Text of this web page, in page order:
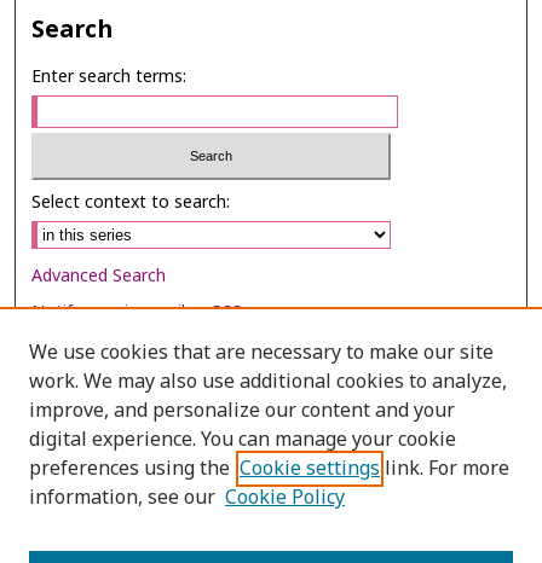
Search
Enter search terms:
Select context to search:
Advanced Search
Notify me via email orRSS
Browse
Collections
Disciplines
Authors
We use cookies that are necessary to make our site
work. We may also use additional cookies to analyze,
improve, and personalize our content and your
digital experience. You can manage your cookie
preferences using the Cookie settings link. For more
information, see our Cookie Policy